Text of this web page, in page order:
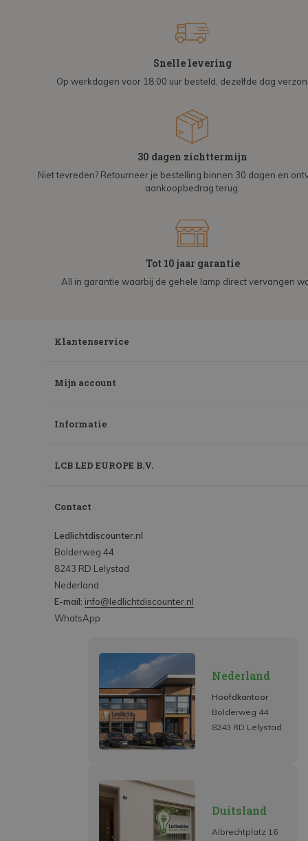
Snelle levering
Op werkdagen voor 18:00 uur besteld, dezelfde dag
30 dagen zichttermijn
Niet tevreden? Retourneer je bestelling binnen 30 dagen en
aankoopbedrag terug.
Tot 10 jaar garantie
All in garantie waarbij de gehele lamp direct vervangen
Klantenservice
Mijn account
Informatie
LCB LED EUROPE B.V.
Contact
Ledlichtdiscounter.nl
Bolderweg 44
8243 RD Lelystad
Nederland
E-mail: info@ledlichtdiscounter.nl
WhatsApp
Nederland
Hoofdkantoor
Bolderweg 44
8243 RD Lelystad
Duitsland
Albrechtplatz 16